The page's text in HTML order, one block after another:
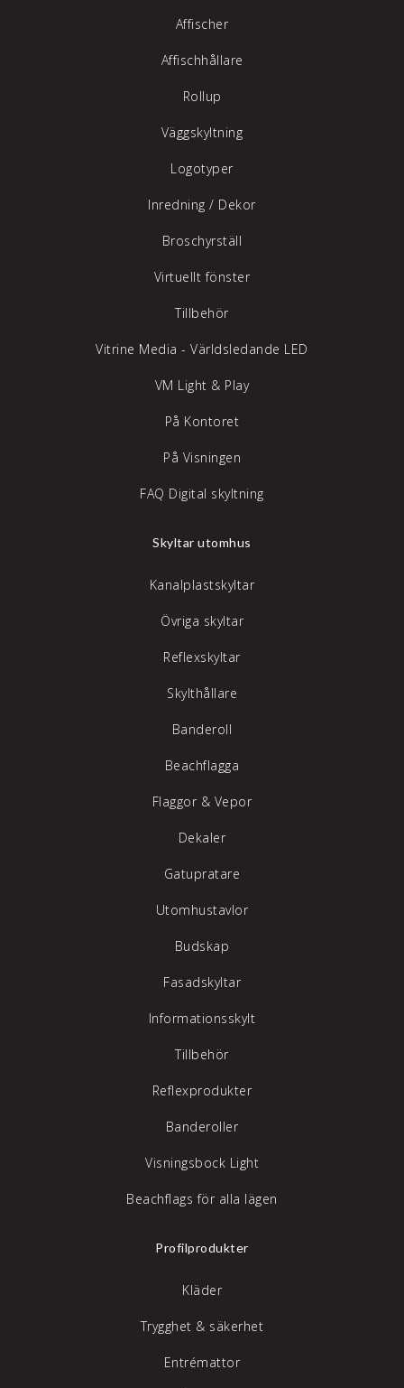
Affischer
Affischhållare
Rollup
Väggskyltning
Logotyper
Inredning / Dekor
Broschyrställ
Virtuellt fönster
Tillbehör
Vitrine Media - Världsledande LED
VM Light & Play
På Kontoret
På Visningen
FAQ Digital skyltning
Skyltar utomhus
Kanalplastskyltar
Övriga skyltar
Reflexskyltar
Skylthållare
Banderoll
Beachflagga
Flaggor & Vepor
Dekaler
Gatupratare
Utomhustavlor
Budskap
Fasadskyltar
Informationsskylt
Tillbehör
Reflexprodukter
Banderoller
Visningsbock Light
Beachflags för alla lägen
Profilprodukter
Kläder
Trygghet & säkerhet
Entrémattor